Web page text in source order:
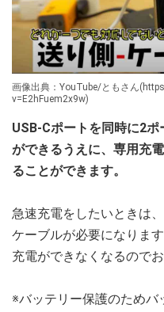
画像出典：YouTube/ともさん
v=E2hFuem2x9w)
USB-Cポートを同時に2
ができるうえに、専用充
ることができます。
急速充電をしたいときは
ケーブルが必要になりま
充電ができなくなるので
※バッテリー保護のため